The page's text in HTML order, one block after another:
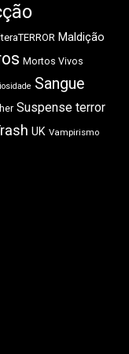
Maldição
Mortos Vivos
Sangue
Suspense terror
UK Vampirismo